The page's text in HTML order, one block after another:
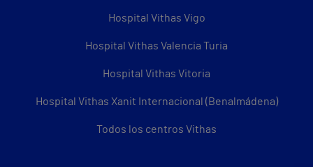
Hospital Vithas Vigo
Hospital Vithas Valencia Turia
Hospital Vithas Vitoria
Hospital Vithas Xanit Internacional (Benalmádena)
Todos los centros Vithas